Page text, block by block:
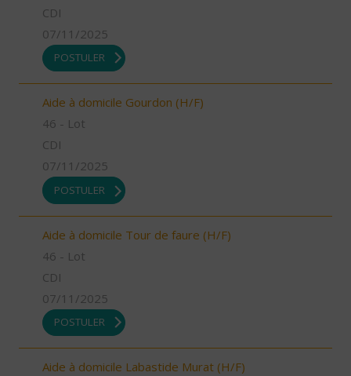
CDI
07/11/2025
POSTULER
Aide à domicile Gourdon (H/F)
46 - Lot
CDI
07/11/2025
POSTULER
Aide à domicile Tour de faure (H/F)
46 - Lot
CDI
07/11/2025
POSTULER
Aide à domicile Labastide Murat (H/F)